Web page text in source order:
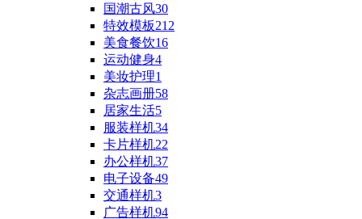
国潮古风30
特效模板212
美食餐饮16
运动健身4
美妆护理1
杂志画册58
居家生活5
服装样机34
卡片样机22
办公样机37
电子设备49
交通样机3
广告样机94